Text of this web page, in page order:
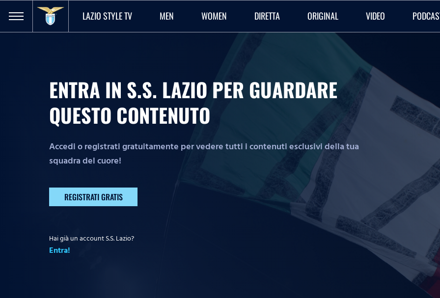
LAZIO STYLE TV MEN WOMEN DIRETTA ORIGINAL VIDEO
ENTRA IN S.S. LAZIO PER GUARDARE
QUESTO CONTENUTO
Accedi o registrati gratuitamente per vedere tutti i contenuti esclusivi della tua
squadra del cuore!
REGISTRATI GRATIS
Hai già un account S.S. Lazio?
Entra!